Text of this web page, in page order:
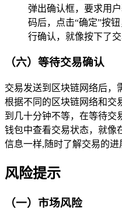
弹出确认框，要求用
码后，点击“确定”按
行确认，就像按下了
（六）等待交易确认
交易发送到区块链网络后，
根据不同的区块链网络和交
到几十分钟不等，在等待交
钱包中查看交易状态，就像
信息一样,随时了解交易的进
风险提示
（一）市场风险